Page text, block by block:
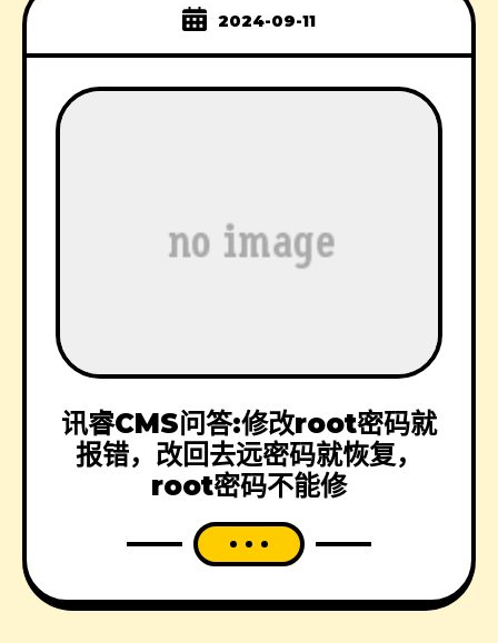
2024-09-11
讯睿CMS问答:修改root密码就
报错，改回去远密码就恢复，
root密码不能修